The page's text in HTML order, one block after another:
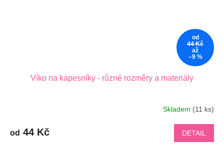
od
44 Kč
až
–9 %
Víko na kapesníky - různé rozměry a materiály
Skladem (11 ks)
od 44 Kč DETAIL